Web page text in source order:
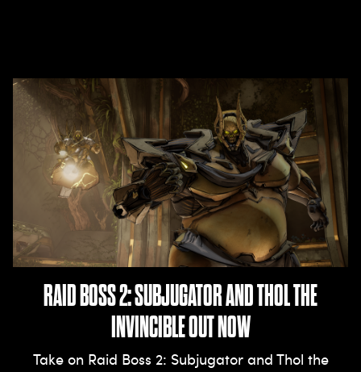
RAID BOSS 2: SUBJUGATOR AND THOL THE
INVINCIBLE OUT NOW
Take on Raid Boss 2: Subjugator and Thol the